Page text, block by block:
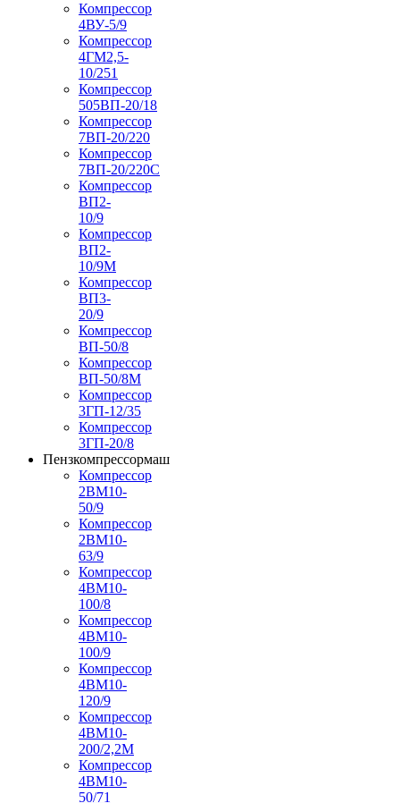
Компрессор
4ВУ-5/9
Компрессор
4ГМ2,5-
10/251
Компрессор
505ВП-20/18
Компрессор
7ВП-20/220
Компрессор
7ВП-20/220С
Компрессор
ВП2-
10/9
Компрессор
ВП2-
10/9М
Компрессор
ВП3-
20/9
Компрессор
ВП-50/8
Компрессор
ВП-50/8М
Компрессор
3ГП-12/35
Компрессор
3ГП-20/8
Пензкомпрессормаш
Компрессор
2ВМ10-
50/9
Компрессор
2ВМ10-
63/9
Компрессор
4ВМ10-
100/8
Компрессор
4ВМ10-
100/9
Компрессор
4ВМ10-
120/9
Компрессор
4ВМ10-
200/2,2М
Компрессор
4ВМ10-
50/71